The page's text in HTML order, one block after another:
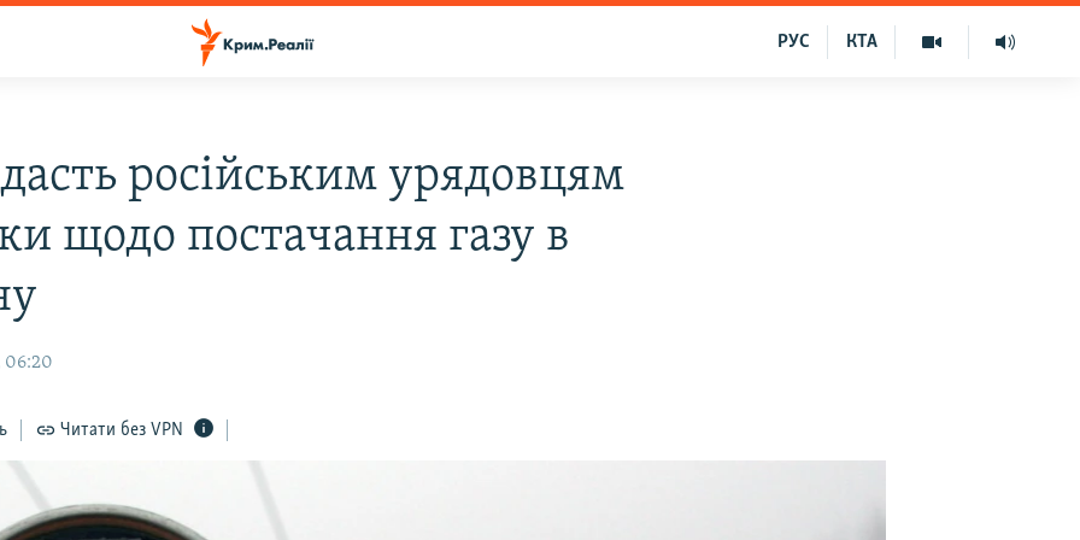
КТА
РУС
російським урядовцям
щодо постачання газу в
06:20
Читати без VPN